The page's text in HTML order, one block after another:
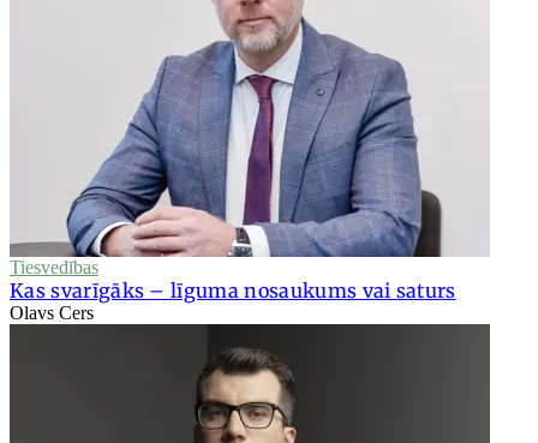
Tiesvedības
Kas svarīgāks – līguma nosaukums vai saturs
Olavs Cers